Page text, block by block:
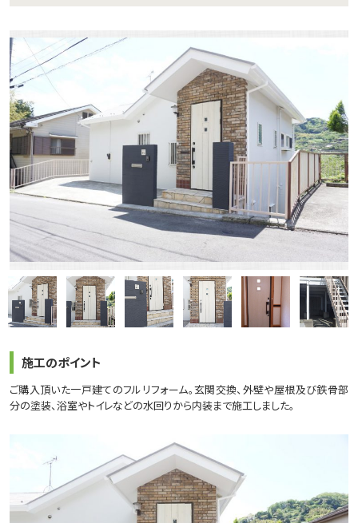
施工のポイント
ご購入頂いた一戸建てのフルリフォーム。玄関交換、外壁や屋根及び鉄骨部
分の塗装、浴室やトイレなどの水回りから内装まで施工しました。